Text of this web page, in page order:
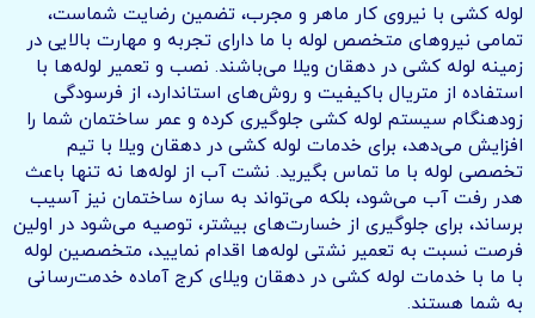
لوله کشی با نیروی کار ماهر و مجرب، تضمین رضایت شماست،
تمامی نیروهای متخصص لوله با ما دارای تجربه و مهارت بالایی در
زمینه لوله کشی در دهقان ویلا می‌باشند. نصب و تعمیر لوله‌ها با
استفاده از متریال باکیفیت و روش‌های استاندارد، از فرسودگی
زودهنگام سیستم لوله کشی جلوگیری کرده و عمر ساختمان شما را
افزایش می‌دهد، برای خدمات لوله کشی در دهقان ویلا با تیم
تخصصی لوله با ما تماس بگیرید. نشت آب از لوله‌ها نه تنها باعث
هدر رفت آب می‌شود، بلکه می‌تواند به سازه ساختمان نیز آسیب
برساند، برای جلوگیری از خسارت‌های بیشتر، توصیه می‌شود در اولین
فرصت نسبت به تعمیر نشتی لوله‌ها اقدام نمایید، متخصصین لوله
با ما با خدمات لوله کشی در دهقان ویلای کرج آماده خدمت‌رسانی
به شما هستند.